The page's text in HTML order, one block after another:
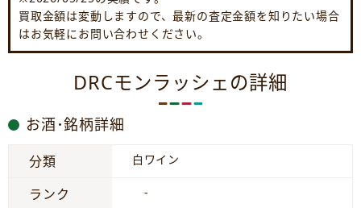
買取金額は変動しますので、最新の査定金額を知りたい場合
はお気軽にお問い合わせください。
DRCモンラッシェの詳細
お酒･銘柄詳細
分類 白ワイン
ランク -